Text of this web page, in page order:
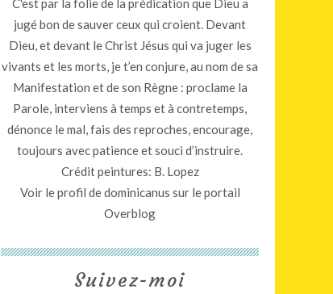
C'est par la folie de la prédication que Dieu a
jugé bon de sauver ceux qui croient. Devant
Dieu, et devant le Christ Jésus qui va juger les
vivants et les morts, je t’en conjure, au nom de sa
Manifestation et de son Règne : proclame la
Parole, interviens à temps et à contretemps,
dénonce le mal, fais des reproches, encourage,
toujours avec patience et souci d’instruire.
Crédit peintures: B. Lopez
Voir le profil dedominicanus sur le portail
Overblog
Suivez-moi